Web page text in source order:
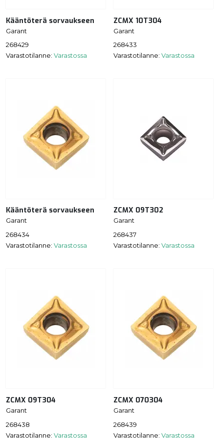
Kääntöterä sorvaukseen
Garant
268429
Varastotilanne: Varastossa
ZCMX 10T304
Garant
268433
Varastotilanne: Varastossa
Kääntöterä sorvaukseen
Garant
268434
Varastotilanne: Varastossa
ZCMX 09T302
Garant
268437
Varastotilanne: Varastossa
ZCMX 09T304
Garant
268438
Varastotilanne: Varastossa
ZCMX 070304
Garant
268439
Varastotilanne: Varastossa